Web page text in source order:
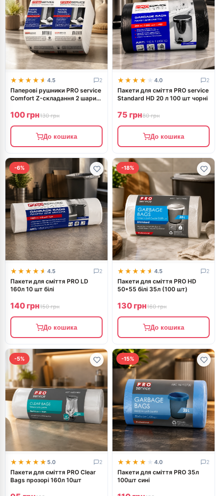
★★★★★
★★★★★ 4.5 2
Паперові рушники PRO service
Comfort Z-складання 2 шари
100 грн130 грн
До кошика
★★★★★
★★★★★ 4.0 2
Пакети для сміття PRO service
Standard HD 20 л 100 шт чорні
75 грн80 грн
До кошика
-6%
★★★★★
★★★★★ 4.5 2
Пакети для сміття PRO LD
160л 10 шт білі
140 грн150 грн
До кошика
-18%
★★★★★
★★★★★ 4.5 2
Пакети для сміття PRO HD
50*55 білі 35л (100 шт)
130 грн160 грн
До кошика
-5%
★★★★★
★★★★★ 5.0 2
Пакети для сміття PRO Clear
Bags прозорі 160л 10шт
-15%
★★★★★
★★★★★ 4.0 2
Пакети для сміття PRO 35л
100шт сині